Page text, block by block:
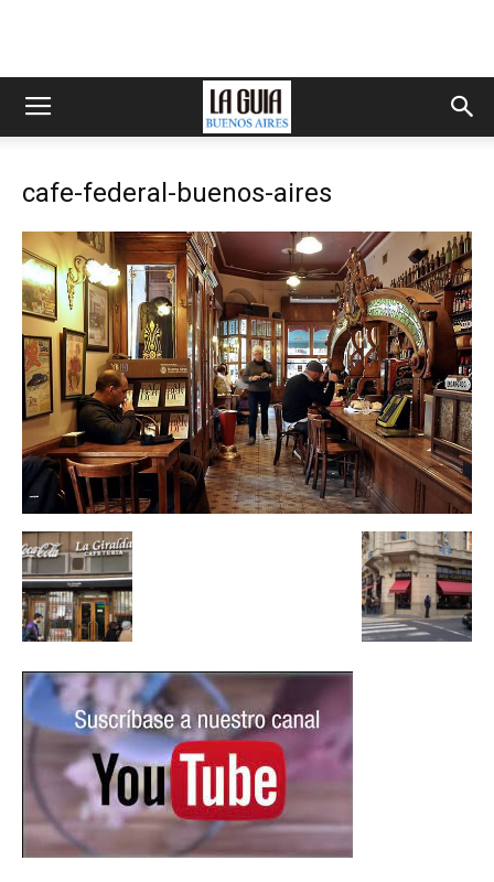
cafe-federal-buenos-aires